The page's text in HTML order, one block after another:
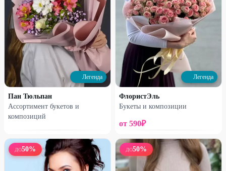
200₽270 ₽ 2050₽2460₽
16%
Профи
16%
Профи
Букет №8
Легенда
Пан Тюльпан
Ассортимент букетов и
композиций
Легенда
ФлористЭль
Букеты и композиции
от 590₽
ДО50% ДО50%